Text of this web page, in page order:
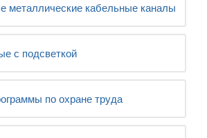
кабельные каналы
с подсветкой
по охране труда